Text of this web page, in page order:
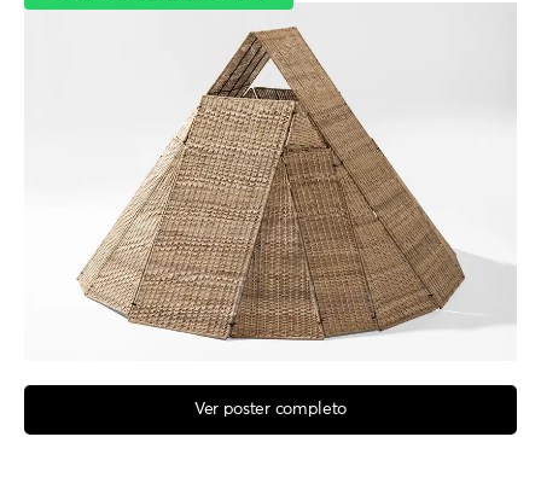
Ver poster completo